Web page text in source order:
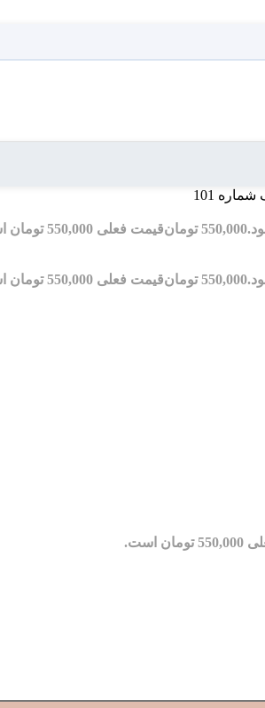
101
550,000 تومانقیمت فعلی 550,000 تومان است.
550,000 تومانقیمت فعلی 550,000 تومان است.
است.